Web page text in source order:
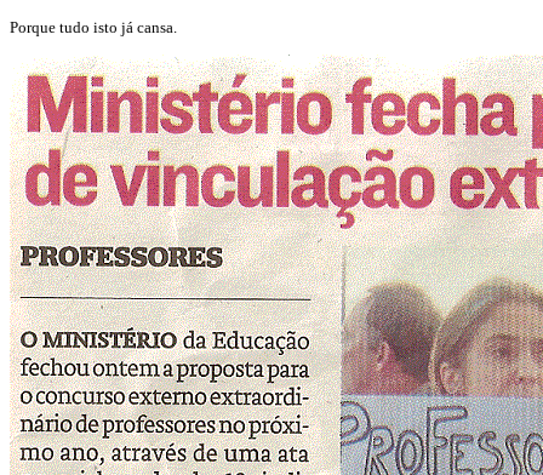
Porque tudo isto já cansa.